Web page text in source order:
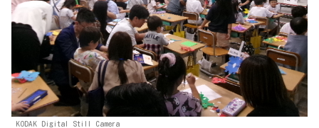
KODAK Digital Still Camera